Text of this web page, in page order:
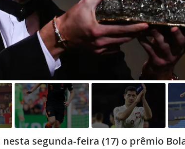
segunda-feira (17) o prêmio